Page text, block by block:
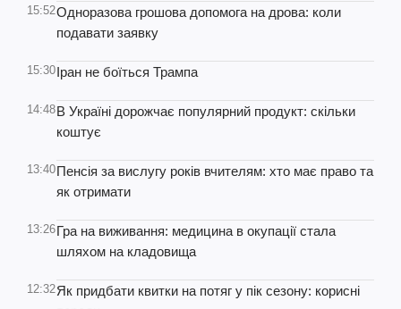
15:52Одноразова грошова допомога на дрова: коли
подавати заявку
15:30Іран не боїться Трампа
14:48В Україні дорожчає популярний продукт: скільки
коштує
13:40Пенсія за вислугу років вчителям: хто має право та
як отримати
13:26Гра на виживання: медицина в окупації стала
шляхом на кладовища
12:32Як придбати квитки на потяг у пік сезону: корисні